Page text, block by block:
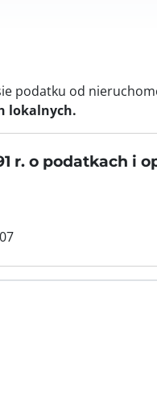
podatku od
lokalnych.
r. o podatkach i